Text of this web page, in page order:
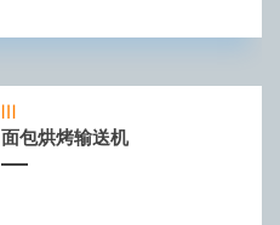
面包烘烤输送机